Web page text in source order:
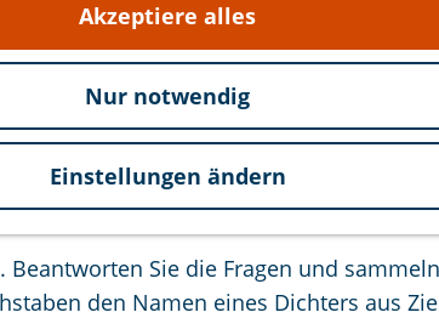
Akzeptiere alles
Nur notwendig
Einstellungen ändern
dieser Rätselroute entdeckst du die
man sie nur durch genaues Hinsehen
Sie die Fragen und
den Namen eines Dichters aus